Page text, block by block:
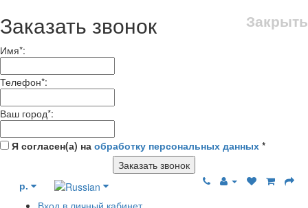
Закрыть
Заказать звонок
Имя*:
Телефон*:
Ваш город*:
Я согласен(а) на обработку персональных данных *
Заказать звонок
р.